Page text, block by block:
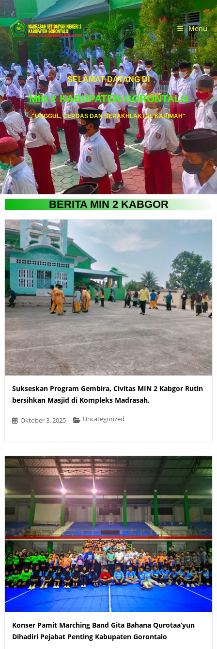
Menu
SELAMAT DATANG DI
MIN 2 KABUPATEN GORONTALO
"UNGGUL, CERDAS DAN BERAKHLAKTUL KARIMAH"
BERITA MIN 2 KABGOR
Sukseskan Program Gembira, Civitas MIN 2 Kabgor Rutin
bersihkan Masjid di Kompleks Madrasah.
Oktober 3, 2025 Uncategorized
Konser Pamit Marching Band Gita Bahana Qurotaa’yun
Dihadiri Pejabat Penting Kabupaten Gorontalo